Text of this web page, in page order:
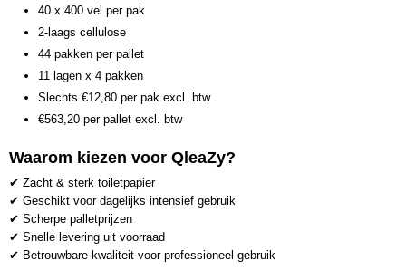
40 x 400 vel per pak
2-laags cellulose
44 pakken per pallet
11 lagen x 4 pakken
Slechts €12,80 per pak excl. btw
€563,20 per pallet excl. btw
Waarom kiezen voor QleaZy?
✔ Zacht & sterk toiletpapier
✔ Geschikt voor dagelijks intensief gebruik
✔ Scherpe palletprijzen
✔ Snelle levering uit voorraad
✔ Betrouwbare kwaliteit voor professioneel gebruik